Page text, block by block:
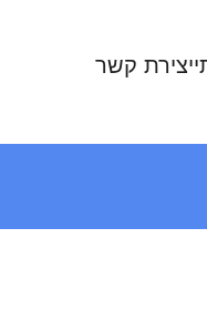
יצירת קשר